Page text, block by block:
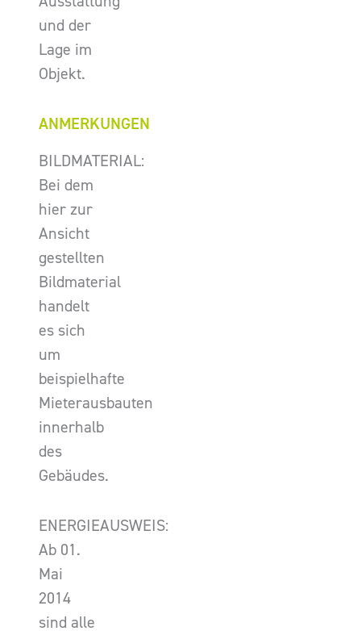
und der
Lage im
Objekt.
ANMERKUNGEN
BILDMATERIAL:
Bei dem
hier zur
Ansicht
gestellten
Bildmaterial
handelt
es sich
um
beispielhafte
Mieterausbauten
innerhalb
des
Gebäudes.
ENERGIEAUSWEIS:
Ab 01.
Mai
2014
sind alle